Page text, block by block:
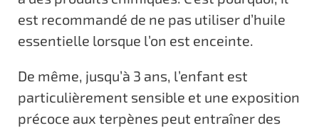
est recommandé de ne pas utiliser d’huile
essentielle lorsque l’on est enceinte.
De même, jusqu’à 3 ans, l’enfant est
particulièrement sensible et une exposition
précoce aux terpènes peut entraîner des